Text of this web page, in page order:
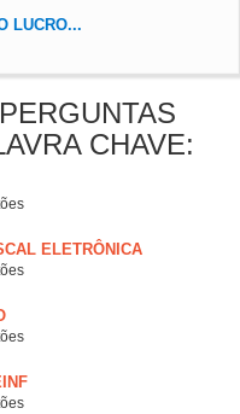
LUCRO...
CHAVE:
ELETRÔNICA